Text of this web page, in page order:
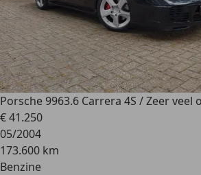
Porsche 9963.6 Carrera 4S / Zeer veel
€ 41.250
05/2004
173.600 km
Benzine